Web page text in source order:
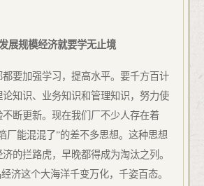
发展规模经济就要学无止境
要加强学习，提高水平。要千方百计
知识、业务知识和管理知识，努力使
不断更新。现在我们厂不少人存在着
厂能混混了”的差不多思想。这种思想
的拦路虎，早晚都得成为淘汰之列。
济这个大海洋千变万化，千姿百态。